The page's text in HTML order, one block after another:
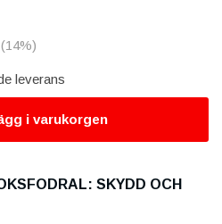
(14%)
leverans
i varukorgen
SKYDD OCH